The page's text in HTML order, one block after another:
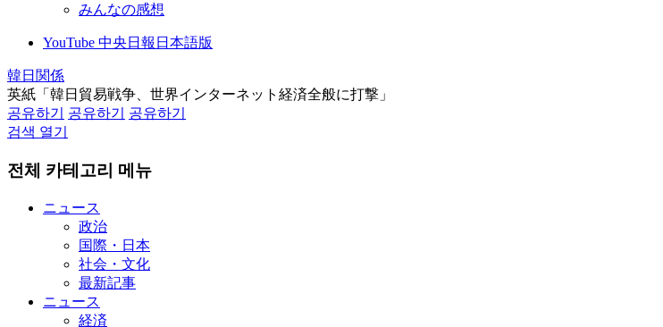
みんなの感想
YouTube 中央日報日本語版
韓日関係
英紙「韓日貿易戦争、世界インターネット経済全般に打撃」
공유하기
공유하기
공유하기
검색 열기
전체 카테고리 메뉴
ニュース
政治
国際・日本
社会・文化
最新記事
ニュース
経済